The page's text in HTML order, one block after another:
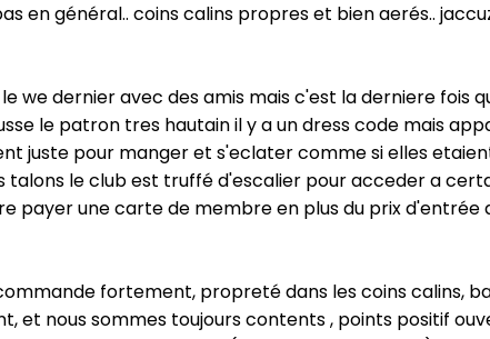
en général.. coins calins propres et bien aerés..
we dernier avec des amis mais c'est la derniere fois
le patron tres hautain il y a un dress code mais
juste pour manger et s'eclater comme si elles
talons le club est truffé d'escalier pour acceder a
payer une carte de membre en plus du prix d'entrée
fortement, propreté dans les coins calins,
et nous sommes toujours contents , points positif